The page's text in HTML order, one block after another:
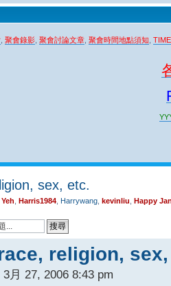
聚會錄影 聚會討論文章 聚會時間地點須知
sex, etc.
Harris1984 Harrywang kevinliu Happy
religion,
月 27, 2006 8:43 pm